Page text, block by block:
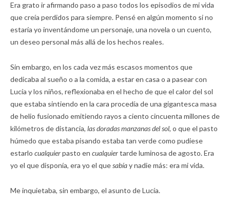
Era grato ir afirmando paso a paso todos los episodios de mi vida
que creía perdidos para siempre. Pensé en algún momento si no
estaría yo inventándome un personaje, una novela o un cuento,
un deseo personal más allá de los hechos reales.
Sin embargo, en los cada vez más escasos momentos que
dedicaba al sueño o a la comida, a estar en casa o a pasear con
Lucía y los niños, reflexionaba en el hecho de que el calor del sol
que estaba sintiendo en la cara procedía de una gigantesca masa
de helio fusionado emitiendo rayos a ciento cincuenta millones de
kilómetros de distancia, las doradas manzanas del sol, o que el pasto
húmedo que estaba pisando estaba tan verde como pudiese
estarlo cualquierpasto en cualquiertarde luminosa de agosto. Era
yo el que disponía, era yo el quesabíay nadie más: era mi vida.
Me inquietaba, sin embargo, el asunto de Lucía.